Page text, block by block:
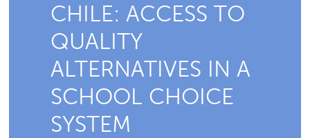
CHILE: ACCESS TO
QUALITY
ALTERNATIVES IN A
SCHOOL CHOICE
SYSTEM